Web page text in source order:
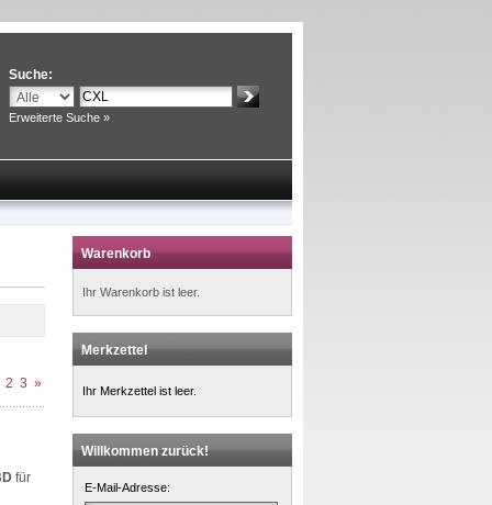
Suche:
Erweiterte Suche »
2 3 »
für
Warenkorb
Ihr Warenkorb ist leer.
Merkzettel
Ihr Merkzettel ist leer.
Willkommen zurück!
E-Mail-Adresse: